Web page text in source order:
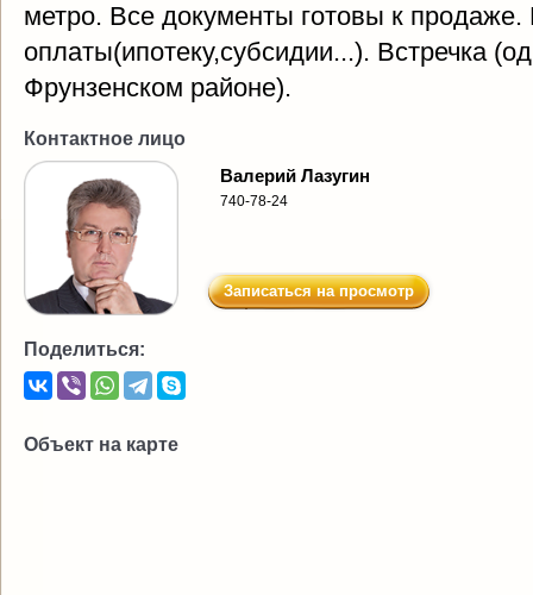
метро. Все документы готовы к
оплаты(ипотеку,субсидии...). Встречка
Фрунзенском районе).
Контактное лицо
Валерий Лазугин
740-78-24
Записаться на просмотр
Поделиться:
Объект на карте